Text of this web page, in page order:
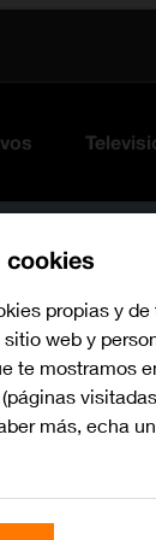
propias y
web y
te mostramos
más, echa